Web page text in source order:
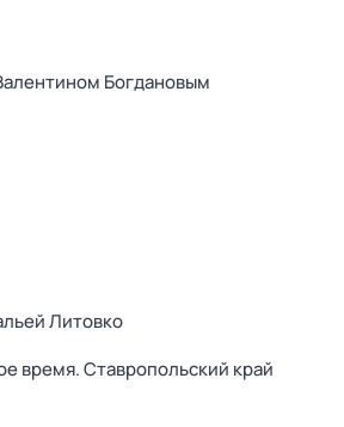
Богдановым
Литовко
время. Ставропольский край